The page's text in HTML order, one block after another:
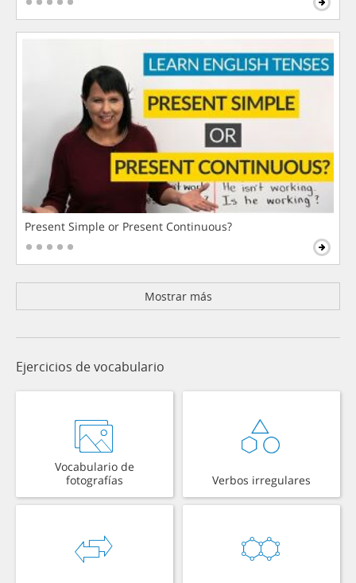
Present Simple or Present Continuous?
Mostrar más
Ejercicios de vocabulario
Vocabulario de
fotografías
Verbos irregulares